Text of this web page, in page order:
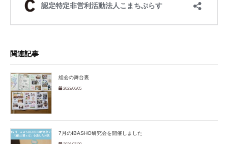
関連記事
総会の舞台裏
2023/06/05
7月のIBASHO研究会を開催しました